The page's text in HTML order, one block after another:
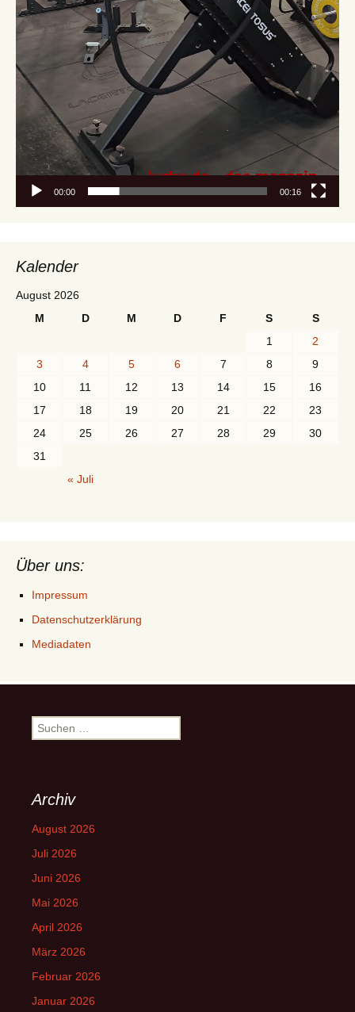
00:00 00:16
Kalender
August 2026
M
D M D F S
S
1
2
3
4 5 6 7 8
9
10
11 12 13 14 15
16
17
18 19 20 21 22
23
24
25 26 27 28 29
30
31
« Juli
Über uns:
Impressum
Datenschutzerklärung
Mediadaten
Suchen
nach:
Archiv
August 2026
Juli 2026
Juni 2026
Mai 2026
April 2026
März 2026
Februar 2026
Januar 2026